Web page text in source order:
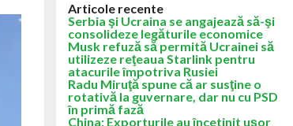
Articole recente
Serbia şi Ucraina se angajează să-şi
consolideze legăturile economice
Musk refuză să permită Ucrainei să
utilizeze reţeaua Starlink pentru
atacurile împotriva Rusiei
Radu Miruţă spune că ar susţine o
rotativă la guvernare, dar nu cu PSD
în primă fază
China: Exporturile au încetinit ușor